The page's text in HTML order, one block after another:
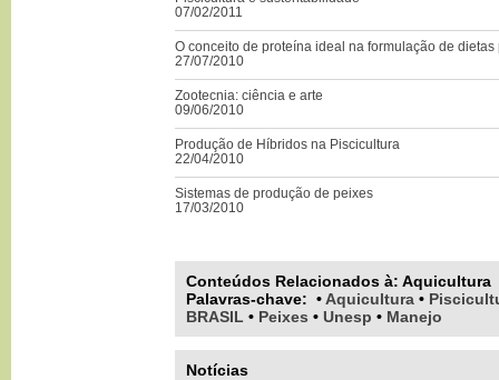
07/02/2011
O conceito de proteína ideal na formulação de dietas
27/07/2010
Zootecnia: ciência e arte
09/06/2010
Produção de Híbridos na Piscicultura
22/04/2010
Sistemas de produção de peixes
17/03/2010
Conteúdos Relacionados à: Aquicultura
Palavras-chave: • Aquicultura •
BRASIL • Peixes • Unesp • Manejo
Notícias